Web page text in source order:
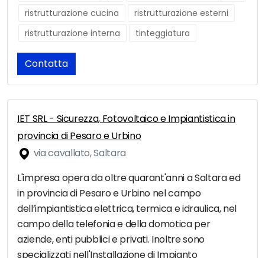
ristrutturazione cucina
ristrutturazione esterni
ristrutturazione interna
tinteggiatura
Contatta
IET SRL - Sicurezza, Fotovoltaico e Impiantistica in
provincia di Pesaro e Urbino
via cavallato, Saltara
L'impresa opera da oltre quarant'anni a Saltara ed
in provincia di Pesaro e Urbino nel campo
dell’impiantistica elettrica, termica e idraulica, nel
campo della telefonia e della domotica per
aziende, enti pubblici e privati. Inoltre sono
specializzati nell'Installazione di Impianto